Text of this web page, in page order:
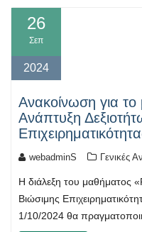
26
Σεπ
2024
Ανακοίνωση για
Ανάπτυξη
webadminS Γενικές
Η διάλεξη του μαθήματος
Βιώσιμης
1/10/2024 θα